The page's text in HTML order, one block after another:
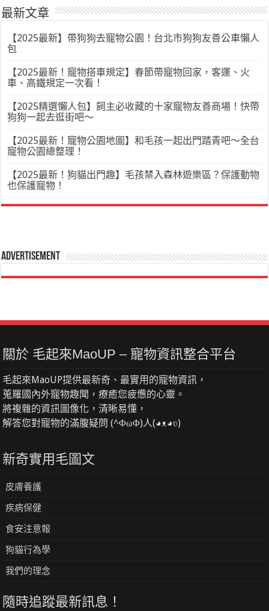
最新文章
【2025最新】帶狗狗去寵物公園！台北市狗狗友善公車懶人
包
【2025最新！寵物搭車規定】春節帶寵物回家，客運、火
車、高鐵規定一次看！
【2025精選懶人包】飼主必收藏的十家寵物友善商場！快帶
狗狗一起去逛街吧～
【2025最新！寵物公園地圖】和毛孩一起出門踏青吧～全台
寵物公園總整理！
【2025最新！狗貓出門趣】毛孩禁入森林遊樂區？保護動物
也保護寵物！
Advertisement
關於 毛起來MaoUP – 寵物資訊整合平台
毛起來MaoUP提供最新奇、最實用的寵物資訊，
蒐羅國內外寵物趣聞，療癒您疲憊的心靈。
將複雜的資訊圖像化，清晰易懂，
解答您對寵物的滿腹疑問 (^ΦωΦ)人(◕ᴥ◕ʋ)
新奇實用毛圖文
皮膚養護
疾病保健
食安注意報
狗貓行為學
我們的理念
隨時追蹤最新訊息！